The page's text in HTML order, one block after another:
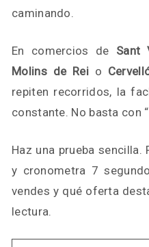
caminando.
En comercios de Sant
Molins de Reio
repiten recorridos, la
constante. No basta con
Haz una prueba
y cronometra 7
vendes y qué oferta
lectura.